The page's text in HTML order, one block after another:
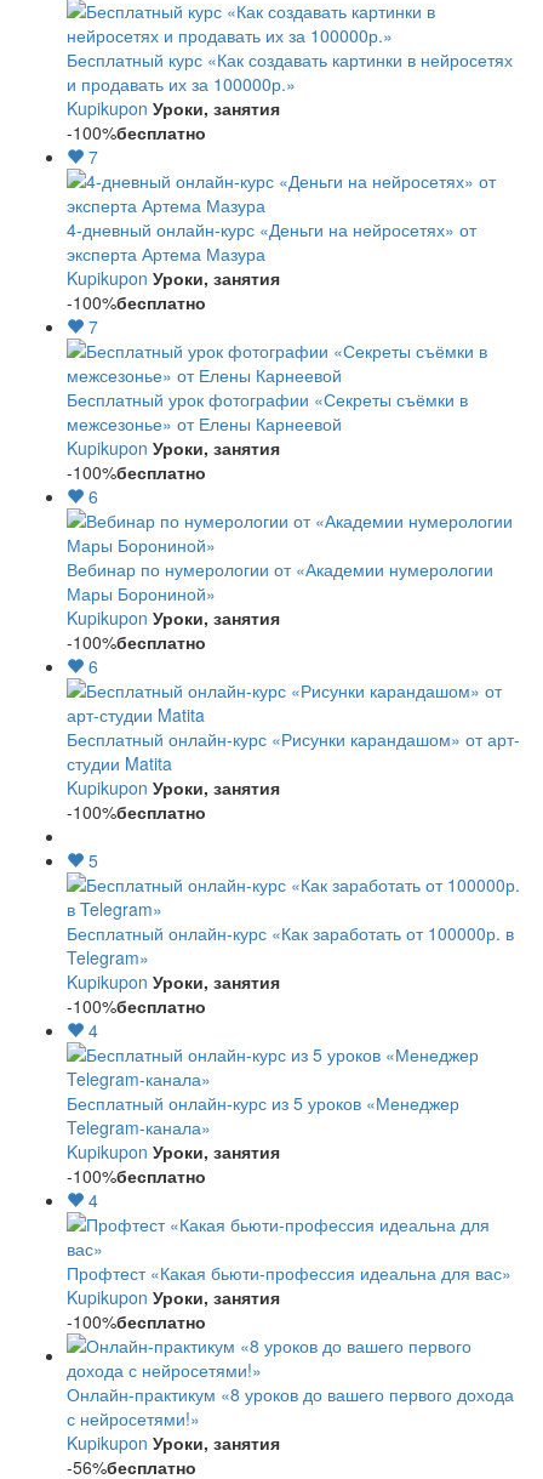
Бесплатный курс «Как создавать картинки в нейросетях
и продавать их за 100000р.»
Kupikupon Уроки, занятия
-100%бесплатно
7
4-дневный онлайн-курс «Деньги на нейросетях» от
эксперта Артема Мазура
Kupikupon Уроки, занятия
-100%бесплатно
7
Бесплатный урок фотографии «Секреты съёмки в
межсезонье» от Елены Карнеевой
Kupikupon Уроки, занятия
-100%бесплатно
6
Вебинар по нумерологии от «Академии нумерологии
Мары Борониной»
Kupikupon Уроки, занятия
-100%бесплатно
6
Бесплатный онлайн-курс «Рисунки карандашом» от арт-
студии Matita
Kupikupon Уроки, занятия
-100%бесплатно
5
Бесплатный онлайн-курс «Как заработать от 100000р. в
Telegram»
Kupikupon Уроки, занятия
-100%бесплатно
4
Бесплатный онлайн-курс из 5 уроков «Менеджер
Telegram-канала»
Kupikupon Уроки, занятия
-100%бесплатно
4
Профтест «Какая бьюти-профессия идеальна для вас»
Kupikupon Уроки, занятия
-100%бесплатно
Онлайн-практикум «8 уроков до вашего первого дохода
с нейросетями!»
Kupikupon Уроки, занятия
-56%бесплатно